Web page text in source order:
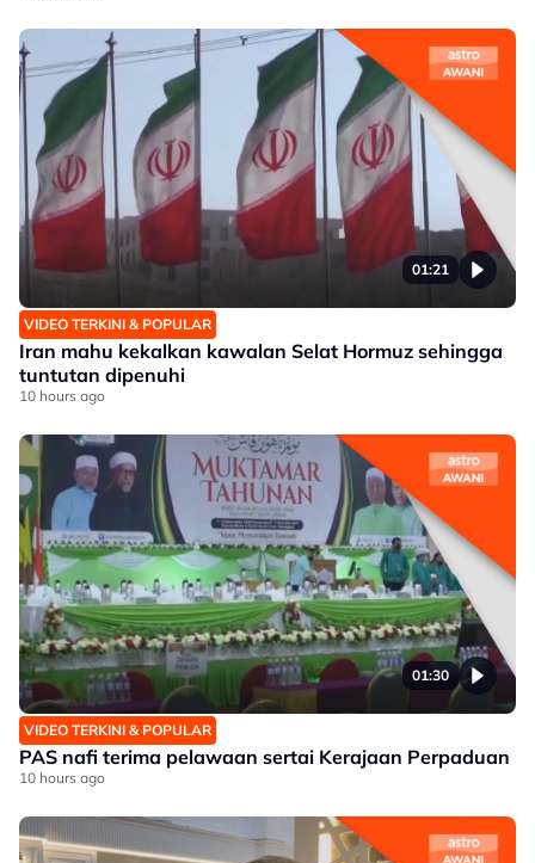
01:21
VIDEO TERKINI & POPULAR
Iran mahu kekalkan kawalan Selat Hormuz sehingga
tuntutan dipenuhi
10 hours ago
01:30
VIDEO TERKINI & POPULAR
PAS nafi terima pelawaan sertai Kerajaan Perpaduan
10 hours ago